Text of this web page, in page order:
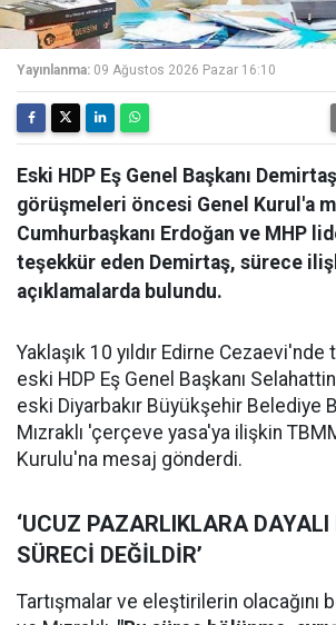
Yayınlanma: 09 Ağustos 2026 Pazar 16:10
Eski HDP Eş Genel Başkanı
görüşmeleri öncesi Genel Kurul'a
Cumhurbaşkanı Erdoğan ve MHP
teşekkür eden Demirtaş, sürece
açıklamalarda bulundu.
Yaklaşık 10 yıldır Edirne
eski HDP Eş Genel Başkanı
eski Diyarbakır Büyükşehir Belediye
Mızraklı 'çerçeve yasa'ya ilişkin
Kurulu'na mesaj gönderdi.
‘UCUZ PAZARLIKLARA
SÜRECİ DEĞİLDİR’
Tartışmalar ve eleştirilerin olacağını